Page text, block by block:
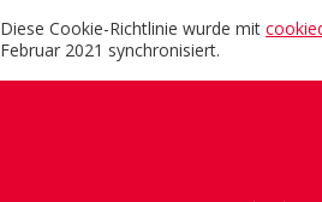
Diese Cookie-Richtlinie wurde mit
Februar 2021 synchronisiert.